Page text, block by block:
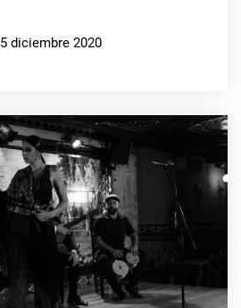
5 diciembre 2020